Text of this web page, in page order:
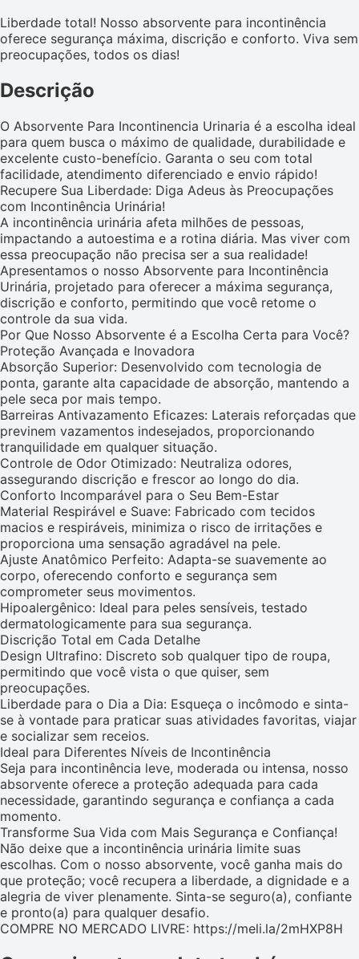
Liberdade total! Nosso absorvente para incontinência
oferece segurança máxima, discrição e conforto. Viva sem
preocupações, todos os dias!
Descrição
O Absorvente Para Incontinencia Urinaria é a escolha ideal
para quem busca o máximo de qualidade, durabilidade e
excelente custo-benefício. Garanta o seu com total
facilidade, atendimento diferenciado e envio rápido!
Recupere Sua Liberdade: Diga Adeus às Preocupações
com Incontinência Urinária!
A incontinência urinária afeta milhões de pessoas,
impactando a autoestima e a rotina diária. Mas viver com
essa preocupação não precisa ser a sua realidade!
Apresentamos o nosso Absorvente para Incontinência
Urinária, projetado para oferecer a máxima segurança,
discrição e conforto, permitindo que você retome o
controle da sua vida.
Por Que Nosso Absorvente é a Escolha Certa para Você?
Proteção Avançada e Inovadora
Absorção Superior: Desenvolvido com tecnologia de
ponta, garante alta capacidade de absorção, mantendo a
pele seca por mais tempo.
Barreiras Antivazamento Eficazes: Laterais reforçadas que
previnem vazamentos indesejados, proporcionando
tranquilidade em qualquer situação.
Controle de Odor Otimizado: Neutraliza odores,
assegurando discrição e frescor ao longo do dia.
Conforto Incomparável para o Seu Bem-Estar
Material Respirável e Suave: Fabricado com tecidos
macios e respiráveis, minimiza o risco de irritações e
proporciona uma sensação agradável na pele.
Ajuste Anatômico Perfeito: Adapta-se suavemente ao
corpo, oferecendo conforto e segurança sem
comprometer seus movimentos.
Hipoalergênico: Ideal para peles sensíveis, testado
dermatologicamente para sua segurança.
Discrição Total em Cada Detalhe
Design Ultrafino: Discreto sob qualquer tipo de roupa,
permitindo que você vista o que quiser, sem
preocupações.
Liberdade para o Dia a Dia: Esqueça o incômodo e sinta-
se à vontade para praticar suas atividades favoritas, viajar
e socializar sem receios.
Ideal para Diferentes Níveis de Incontinência
Seja para incontinência leve, moderada ou intensa, nosso
absorvente oferece a proteção adequada para cada
necessidade, garantindo segurança e confiança a cada
momento.
Transforme Sua Vida com Mais Segurança e Confiança!
Não deixe que a incontinência urinária limite suas
escolhas. Com o nosso absorvente, você ganha mais do
que proteção; você recupera a liberdade, a dignidade e a
alegria de viver plenamente. Sinta-se seguro(a), confiante
e pronto(a) para qualquer desafio.
COMPRE NO MERCADO LIVRE: https://meli.la/2mHXP8H